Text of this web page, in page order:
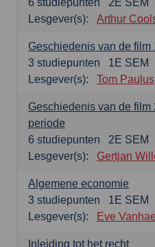
2E SEM
6 studiepunten
Lesgever(s):
Arthur
Geschiedenis van de film
1E SEM
3 studiepunten
Lesgever(s):
Tom Paulus
Geschiedenis van de
periode
2E SEM
6 studiepunten
Lesgever(s):
Gertjan
Algemene economie
1E SEM
3 studiepunten
Lesgever(s):
Eve
Inleiding tot het recht